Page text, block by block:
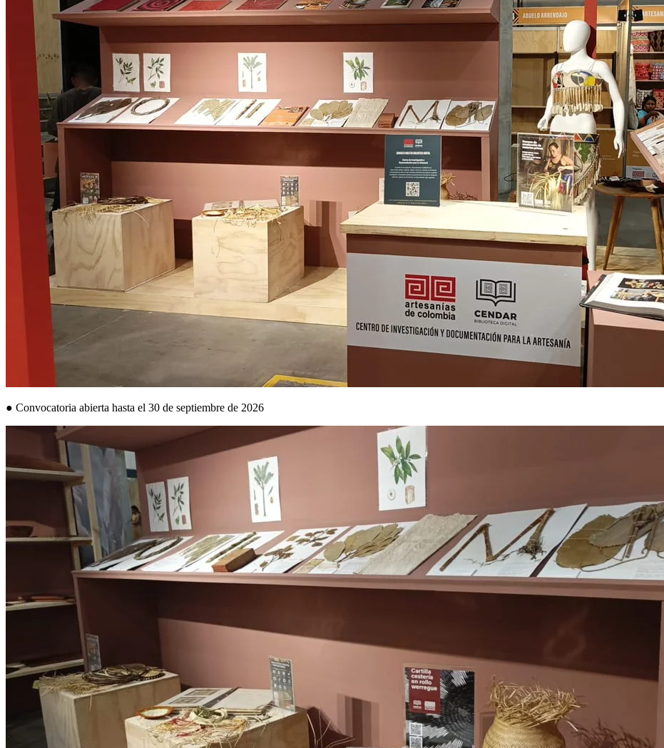
● Convocatoria abierta hasta el 30 de septiembre de 2026